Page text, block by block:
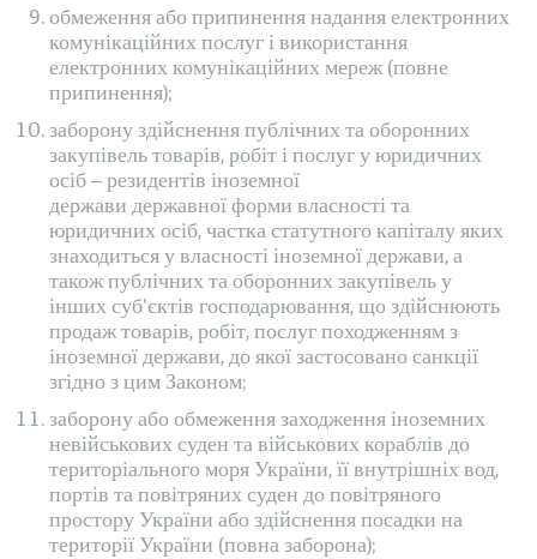
обмеження або припинення надання електронних
комунікаційних послуг і використання
електронних комунікаційних мереж (повне
припинення);
заборону здійснення публічних та оборонних
закупівель товарів, робіт і послуг у юридичних
осіб – резидентів іноземної
держави державної форми власності та
юридичних осіб, частка статутного капіталу яких
знаходиться у власності іноземної держави, а
також публічних та оборонних закупівель у
інших суб'єктів господарювання, що здійснюють
продаж товарів, робіт, послуг походженням з
іноземної держави, до якої застосовано санкції
згідно з цим Законом;
заборону або обмеження заходження іноземних
невійськових суден та військових кораблів до
територіального моря України, її внутрішніх вод,
портів та повітряних суден до повітряного
простору України або здійснення посадки на
території України (повна заборона);